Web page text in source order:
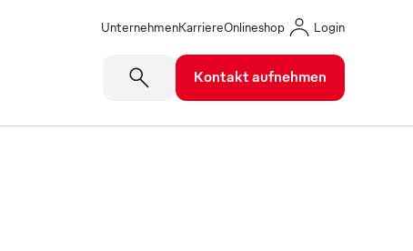
UnternehmenKarriereOnlineshop Login
Kontakt aufnehmen